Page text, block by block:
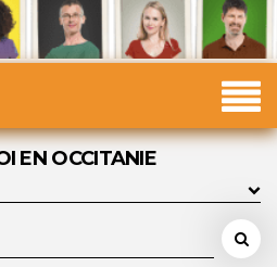
EN OCCITANIE